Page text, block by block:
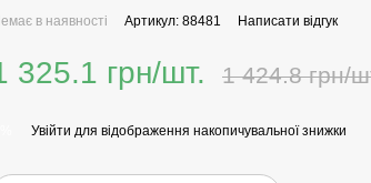
в наявності Артикул: 88481 Написати відгук
325.1 грн/шт. 1 424.8 грн/
Увійти для відображення накопичувальної знижки